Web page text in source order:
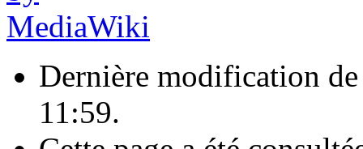
Dernière modification
11:59.